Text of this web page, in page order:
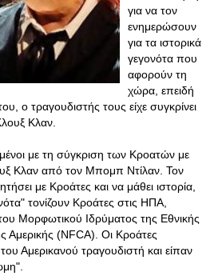
για να τον
ενημερώσουν
για τα ιστορικά
γεγονότα που
αφορούν τη
χώρα, επειδή
ο τραγουδιστής τους είχε συγκρίνει
Κλαν.
με τη σύγκριση των Κροατών με
Κλαν από τον Μπομπ Ντίλαν. Τον
με Κροάτες και να μάθει ιστορία,
τονίζουν Κροάτες στις ΗΠΑ,
Μορφωτικού Ιδρύματος της Εθνικής
(NFCA). Οι Κροάτες
Αμερικανού τραγουδιστή και είπαν